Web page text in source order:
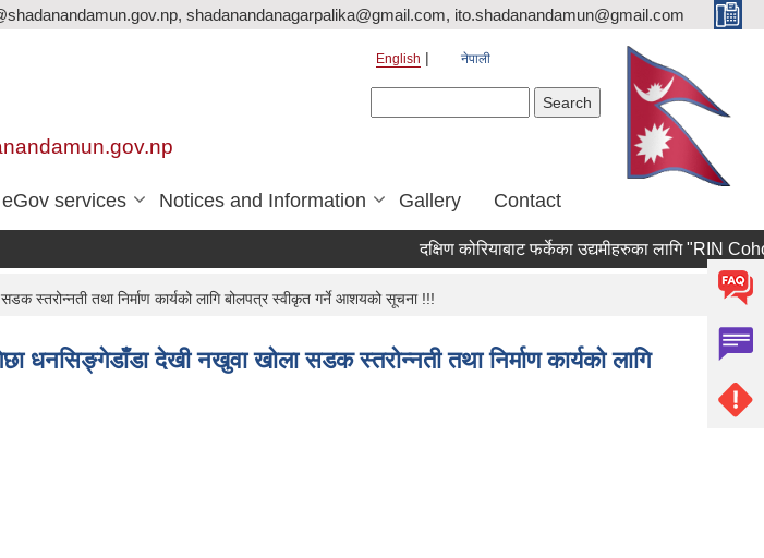
shadanandanagarpalika@gmail.com, ito.shadanandamun@gmail.com
English नेपाली
eGov services Notices and Information Gallery Contact
दक्षिण कोरियाबाट फर्केका उद्यमीहरुका लागि "RIN Cohort
स्तरोन्नती तथा निर्माण कार्यको लागि बोलपत्र स्वीकृत गर्ने आशयको सूचना !!!
देखी नखुवा खोला सडक स्तरोन्नती तथा निर्माण कार्यको लागि